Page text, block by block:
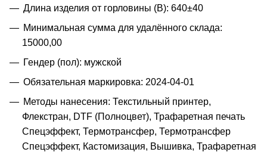
Длина изделия от горловины (B): 640±40
Минимальная сумма для удалённого склада:
15000,00
Гендер (пол): мужской
Обязательная маркировка: 2024-04-01
Методы нанесения: Текстильный принтер,
Флекстран, DTF (Полноцвет), Трафаретная печать
Спецэффект, Термотрансфер, Термотрансфер
Спецэффект, Кастомизация, Вышивка, Трафаретная